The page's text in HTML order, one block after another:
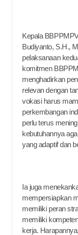
Kepala
Budiyanto, S.H.,
pelaksanaan
komitmen
menghadirkan
relevan dengan
vokasi harus
perkembangan
perlu terus
kebutuhannya
yang adaptif dan
Ia juga
mempersiapkan
memiliki peran
memiliki
kerja.